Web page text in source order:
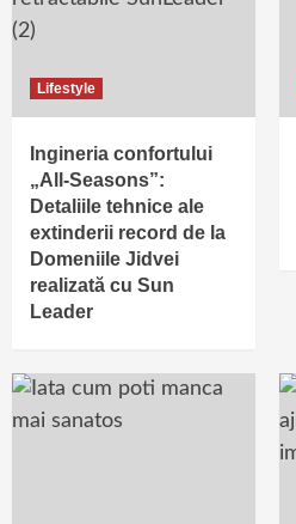
Lifestyle
Ingineria confortului
„All-Seasons”:
Detaliile tehnice ale
extinderii record de la
Domeniile Jidvei
realizată cu Sun
Leader